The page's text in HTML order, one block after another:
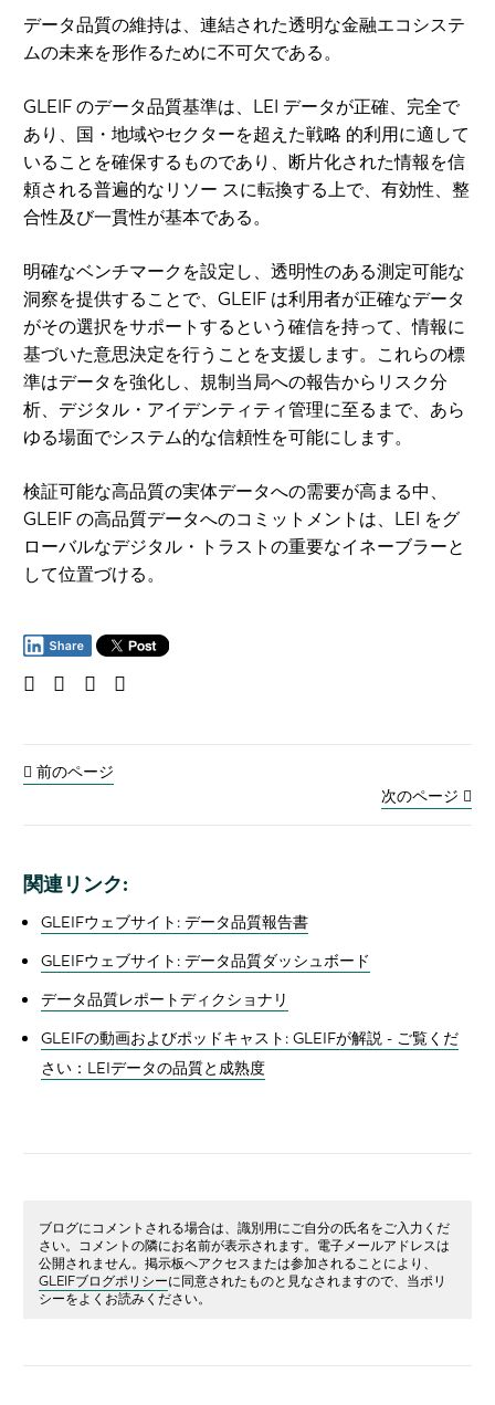
データ品質の維持は、連結された透明な金融エコシステ
ムの未来を形作るために不可欠である。
GLEIF のデータ品質基準は、LEI データが正確、完全で
あり、国・地域やセクターを超えた戦略 的利用に適して
いることを確保するものであり、断片化された情報を信
頼される普遍的なリソー スに転換する上で、有効性、整
合性及び一貫性が基本である。
明確なベンチマークを設定し、透明性のある測定可能な
洞察を提供することで、GLEIF は利用者が正確なデータ
がその選択をサポートするという確信を持って、情報に
基づいた意思決定を行うことを支援します。これらの標
準はデータを強化し、規制当局への報告からリスク分
析、デジタル・アイデンティティ管理に至るまで、あら
ゆる場面でシステム的な信頼性を可能にします。
検証可能な高品質の実体データへの需要が高まる中、
GLEIF の高品質データへのコミットメントは、LEI をグ
ローバルなデジタル・トラストの重要なイネーブラーと
して位置づける。
前のページ
次のページ
関連リンク:
GLEIFウェブサイト: データ品質報告書
GLEIFウェブサイト: データ品質ダッシュボード
データ品質レポートディクショナリ
GLEIFの動画およびポッドキャスト: GLEIFが解説 - ご覧くだ
さい：LEIデータの品質と成熟度
ブログにコメントされる場合は、識別用にご自分の氏名をご入力くだ
さい。コメントの隣にお名前が表示されます。電子メールアドレスは
公開されません。掲示板へアクセスまたは参加されることにより、
GLEIFブログポリシーに同意されたものと見なされますので、当ポリ
シーをよくお読みください。